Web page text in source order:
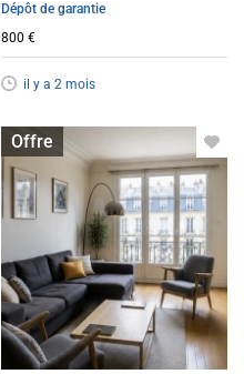
Dépôt de garantie
800 €
il y a 2 mois
Offre
Chambre à louer